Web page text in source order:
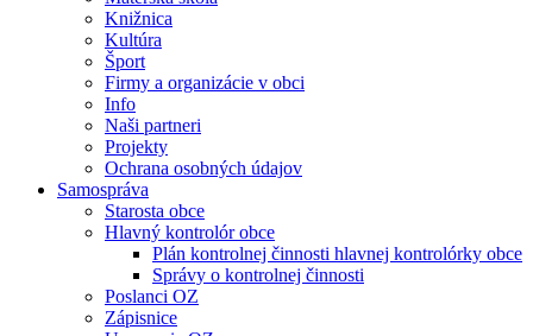
Knižnica
Kultúra
Šport
Firmy a organizácie v obci
Info
Naši partneri
Projekty
Ochrana osobných údajov
Samospráva
Starosta obce
Hlavný kontrolór obce
Plán kontrolnej činnosti hlavnej kontrolórky obce
Správy o kontrolnej činnosti
Poslanci OZ
Zápisnice